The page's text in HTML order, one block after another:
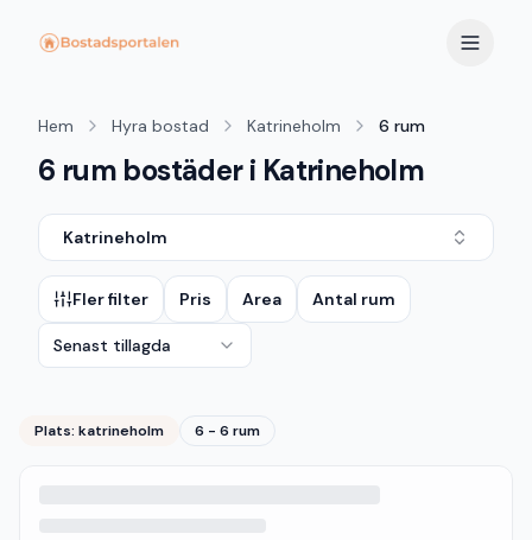
Hem Hyra bostad Katrineholm 6 rum
6 rum bostäder i Katrineholm
Katrineholm
Fler filter Pris Area Antal rum
Senast tillagda
Plats: katrineholm 6 - 6 rum